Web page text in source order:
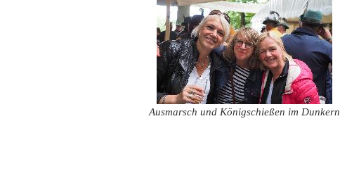
Ausmarsch und Königschießen im Dunkern